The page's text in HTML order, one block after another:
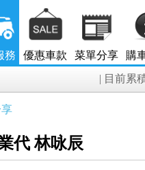
務 優惠車款 菜單分享 購
| 目前累
代 林咏辰